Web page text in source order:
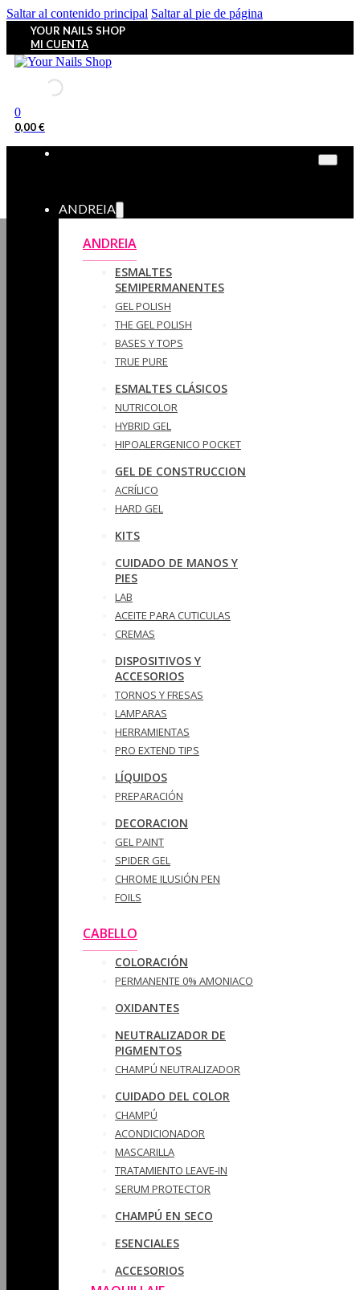
Saltar al contenido principal Saltar al pie de página
YOUR NAILS SHOP
MI CUENTA
0
0,00€
ANDREIA
ANDREIA
ESMALTES
SEMIPERMANENTES
GEL POLISH
THE GEL POLISH
BASES Y‎ TOPS
TRUE PURE
ESMALTES CLÁSICOS
NUTRICOLOR
HYBRID GEL
HIPOALERGENICO POCKET
GEL DE CONSTRUCCION
ACRÍLICO
HARD GEL
KITS
CUIDADO DE MANOS Y
PIES
LAB
ACEITE PARA CUTICULAS
CREMAS
DISPOSITIVOS Y
ACCESORIOS
TORNOS Y FRESAS
LAMPARAS
HERRAMIENTAS
PRO EXTEND TIPS
LÍQUIDOS
PREPARACIÓN
DECORACION
GEL PAINT
SPIDER GEL
CHROME ILUSIÓN PEN
FOILS
CABELLO
COLORACIÓN
PERMANENTE 0% AMONIACO
OXIDANTES
NEUTRALIZADOR DE
PIGMENTOS
CHAMPÚ NEUTRALIZADOR
CUIDADO DEL COLOR
CHAMPÚ
ACONDICIONADOR
MASCARILLA
TRATAMIENTO LEAVE-IN
SERUM PROTECTOR
CHAMPÚ EN SECO
ESENCIALES
ACCESORIOS